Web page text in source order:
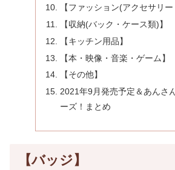
【ファッション(アクセサリー
【収納(バック・ケース類)】
【キッチン用品】
【本・映像・音楽・ゲーム】
【その他】
2021年9月発売予定＆あんさ
ーズ！まとめ
【バッジ】